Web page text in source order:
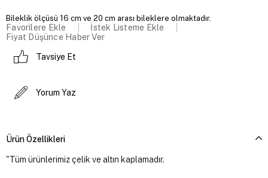
Bileklik ölçüsü 16 cm ve 20 cm arası bileklere olmaktadır.
Favorilere Ekle
İstek Listeme Ekle
Fiyat Düşünce Haber Ver
Tavsiye Et
Yorum Yaz
Ürün Özellikleri
"Tüm ürünlerimiz çelik ve altın kaplamadır.